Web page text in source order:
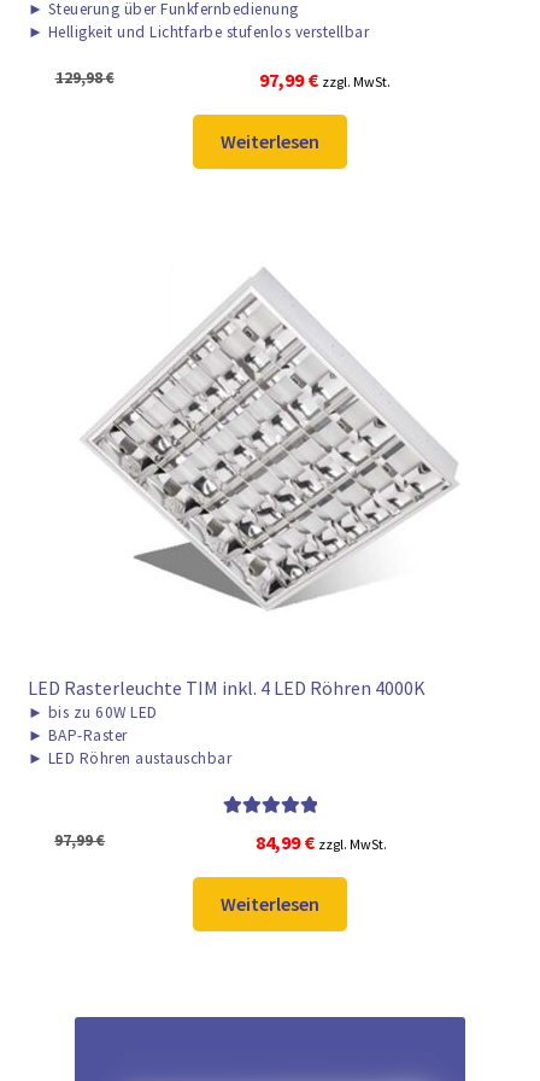
► Steuerung über Funkfernbedienung
► Helligkeit und Lichtfarbe stufenlos verstellbar
129,98€
Ursprünglicher
war:
129,98 €
97,99€Aktueller
ist:
97,99 €.
zzgl. MwSt.
Weiterlesen
LED Rasterleuchte TIM inkl. 4 LED Röhren 4000K
► bis zu 60W LED
► BAP-Raster
► LED Röhren austauschbar
von 5
97,99€
Ursprünglicher
Preis
war:
97,99 €
84,99€Aktueller
Preis
ist:
84,99 €.
zzgl. MwSt.
Weiterlesen